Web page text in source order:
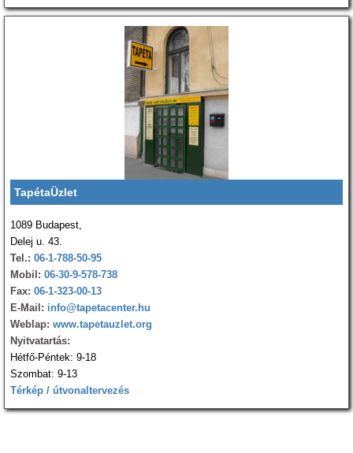
TapétaÜzlet
1089 Budapest,
Delej u. 43.
Tel.: 06-1-788-50-95
Mobil: 06-30-9-578-738
Fax: 06-1-323-00-13
E-Mail: info@tapetacenter.hu
Weblap: www.tapetauzlet.org
Nyitvatartás:
Hétfő-Péntek: 9-18
Szombat: 9-13
Térkép / útvonaltervezés